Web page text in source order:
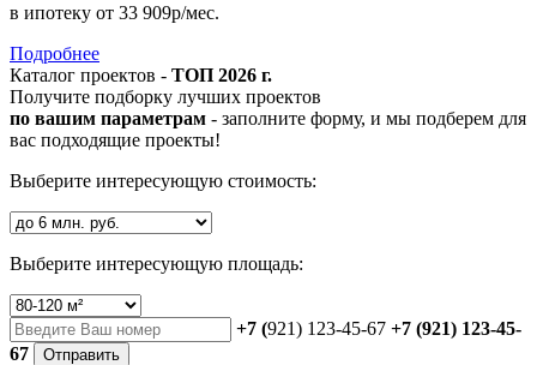
в ипотеку от 33 909р/мес.
Подробнее
Каталог проектов - ТОП 2026 г.
Получите подборку лучших проектов
по вашим параметрам - заполните форму, и мы подберем для
вас подходящие проекты!
Выберите интересующую стоимость:
Выберите интересующую площадь:
+7 (921) 123-45-67 +7 (921) 123-45-
67
Отправить